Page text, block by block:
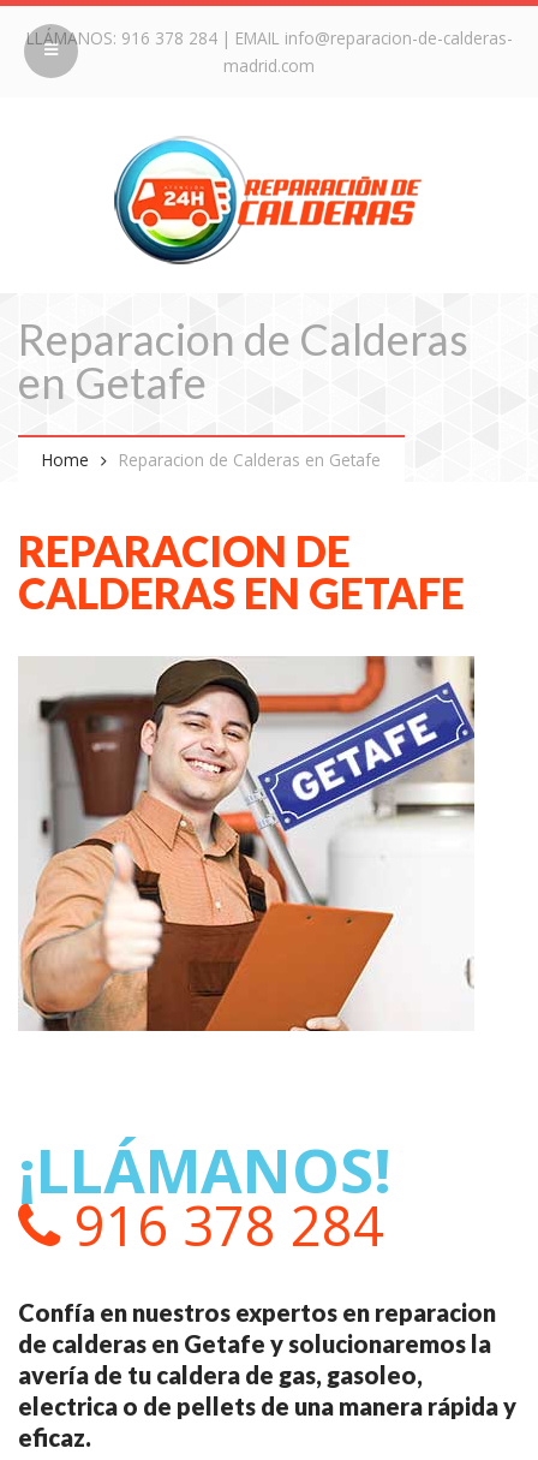
LLÁMANOS: 916 378 284| EMAIL info@reparacion-de-calderas-
madrid.com
Reparacion de Calderas
en Getafe
Home Reparacion de Calderas en Getafe
REPARACION DE
CALDERAS EN GETAFE
¡LLÁMANOS!
916 378 284
Confía en nuestros expertos en reparacion
de calderas en Getafe y solucionaremos la
avería de tu caldera de gas, gasoleo,
electrica o de pellets de una manera rápida y
eficaz.